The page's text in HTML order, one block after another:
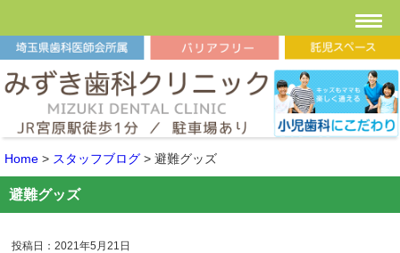
Home > スタッフブログ > 避難グッズ
避難グッズ
投稿日：2021年5月21日